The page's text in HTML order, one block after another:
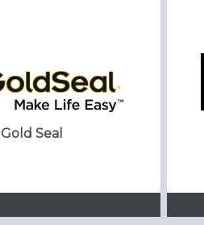
Gold Seal